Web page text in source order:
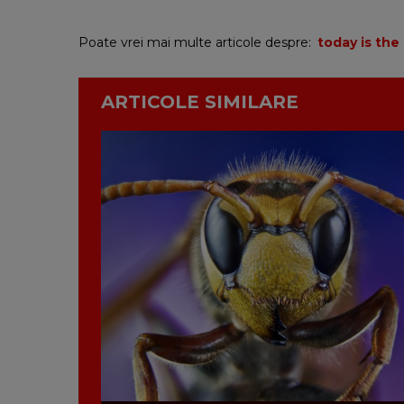
Poate vrei mai multe articole despre: today is the
ARTICOLE SIMILARE